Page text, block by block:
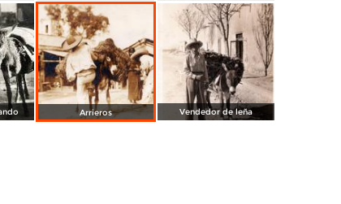
Arrieros Vendedor de leña